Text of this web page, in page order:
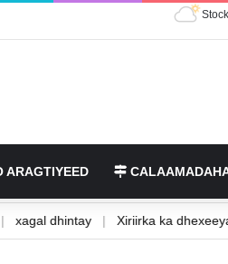
ARAGTIYEED
| xagal dhintay | Xiriirka ka